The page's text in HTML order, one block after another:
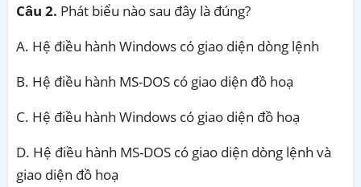
Câu 2. Phát biểu nào sau đây là đúng?
A. Hệ điều hành Windows có giao diện dòng lệnh
B. Hệ điều hành MS-DOS có giao diện đồ hoạ
C. Hệ điều hành Windows có giao diện đồ hoạ
D. Hệ điều hành MS-DOS có giao diện dòng lệnh và
giao diện đồ hoạ